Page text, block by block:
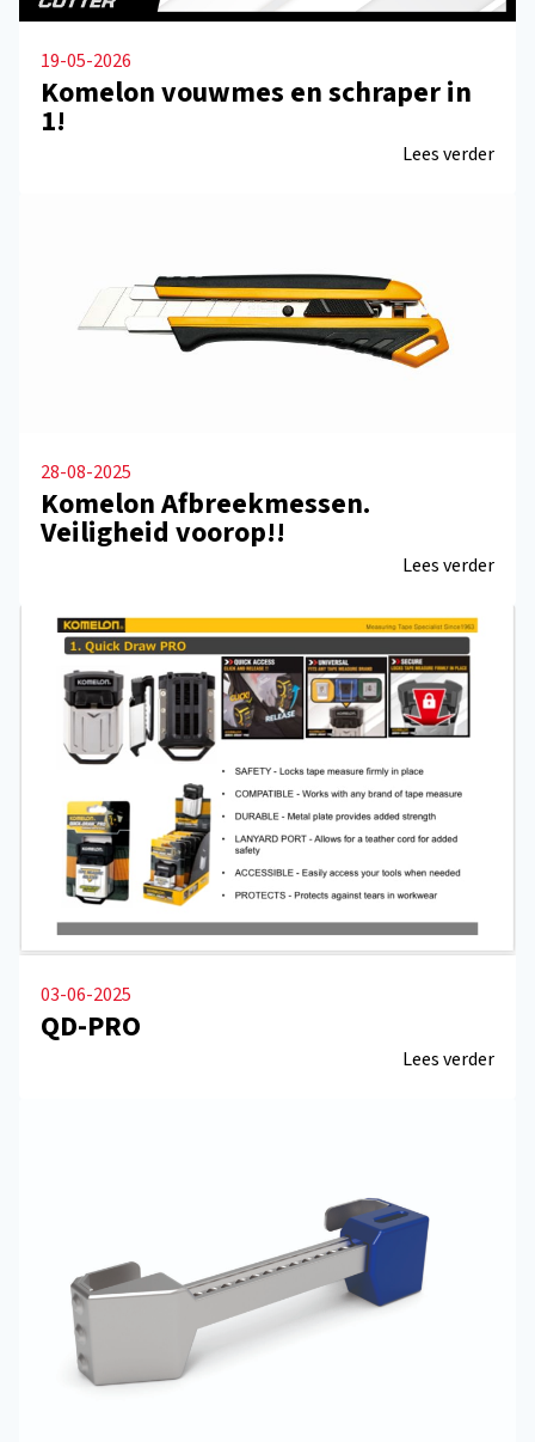
19-05-2026
Komelon vouwmes en schraper in
1!
Lees verder
28-08-2025
Komelon Afbreekmessen.
Veiligheid voorop!!
Lees verder
03-06-2025
QD-PRO
Lees verder